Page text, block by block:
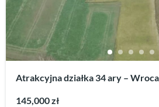
Atrakcyjna działka 34 ary –
145,000 zł